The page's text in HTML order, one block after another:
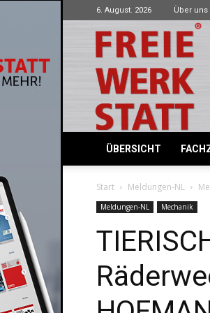
6. August. 2026 Über uns
Freie
Werkstatt
ÜBERSICHT
Start Meldungen-NL
Meldungen-NL Mechanik